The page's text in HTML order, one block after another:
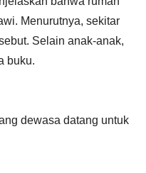
Menurutnya, sekitar
Selain anak-anak,
buku.
dewasa datang untuk